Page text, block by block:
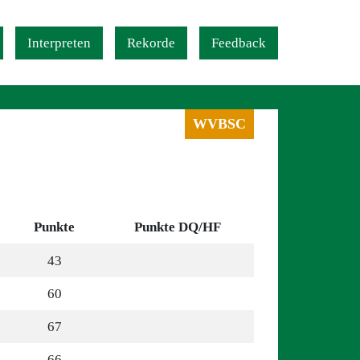
Interpreten Rekorde Feedback
WVBSC
Punkte Punkte DQ/HF
43
60
67